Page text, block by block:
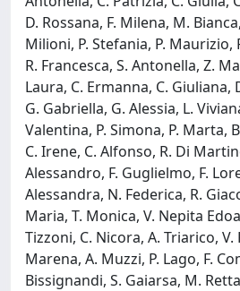
D. Rossana, F. Milena, M.
Milioni, P. Stefania, P. Maurizio,
R. Francesca, S. Antonella, Z.
Laura, C. Ermanna, C. Giuliana,
G. Gabriella, G. Alessia, L.
Valentina, P. Simona, P. Marta,
C. Irene, C. Alfonso, R. Di
Alessandro, F. Guglielmo, F.
Alessandra, N. Federica, R.
Maria, T. Monica, V. Nepita
Tizzoni, C. Nicora, A. Triarico, V.
Marena, A. Muzzi, P. Lago, F.
Bissignandi, S. Gaiarsa, M.